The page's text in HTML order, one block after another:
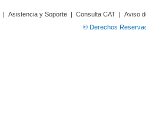
| Asistencia y Soporte | Consulta CAT | Aviso
© Derechos